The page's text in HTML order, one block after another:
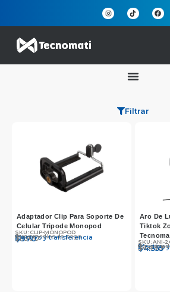
Filtrar
Adaptador Clip Para Soporte De
Celular Tripode Monopod
SKU: CLIP-MONOPOD
$970
Efectivo y transferencia
$1.000
Otros medios de pago
Aro De
Tiktok
SKU: ANI-
$4.355
Efectivo
$4.490
Otros